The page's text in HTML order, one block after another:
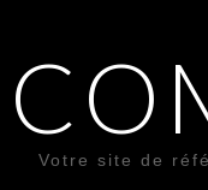
Votre site de